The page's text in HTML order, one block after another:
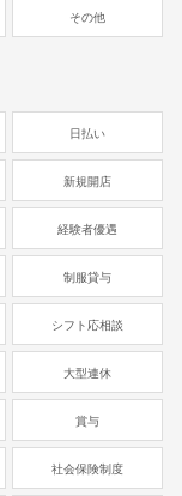
その他
日払い
新規開店
経験者優遇
制服貸与
シフト応相談
大型連休
賞与
社会保険制度